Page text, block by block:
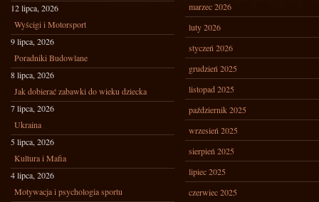
12 lipca, 2026
Wyścigi i Motorsport
9 lipca, 2026
Poradniki Budowlane
8 lipca, 2026
Jak dobierać zabawki do wieku dziecka
7 lipca, 2026
Ukraina
5 lipca, 2026
Kultura i Mafia
4 lipca, 2026
Motywacja i psychologia sportu
marzec 2026
luty 2026
styczeń 2026
grudzień 2025
listopad 2025
październik 2025
wrzesień 2025
sierpień 2025
lipiec 2025
czerwiec 2025